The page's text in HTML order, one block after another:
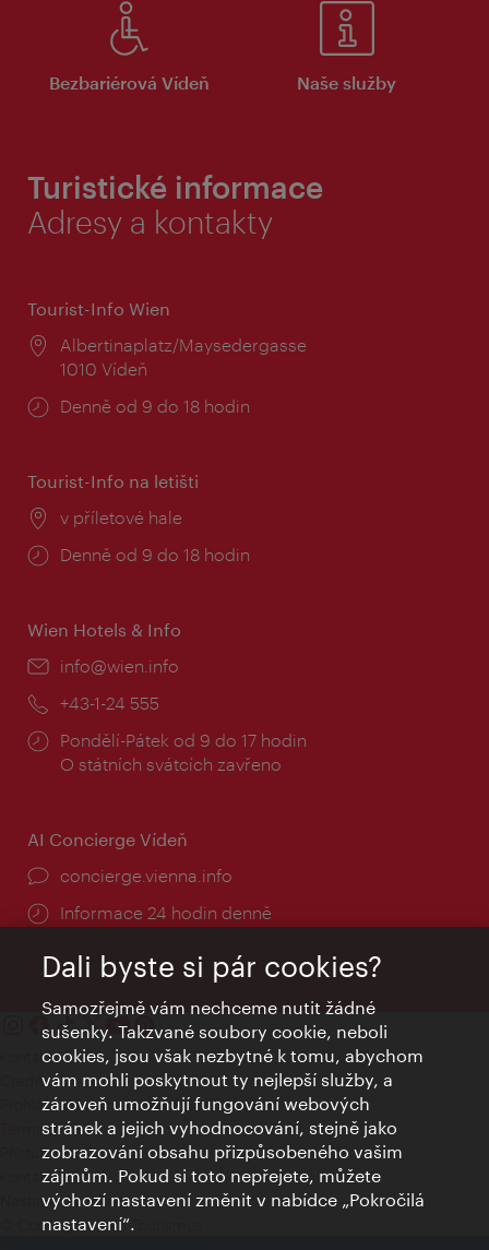
Bezbariérová Vídeň Naše služby
Turistické informace
Adresy a kontakty
Tourist-Info Wien
Místo:
Albertinaplatz/Maysedergasse
1010 Vídeň
Provozní
Denně od 9 do 18 hodin
Tourist-Info na letišti
Místo:
v příletové hale
Provozní
Denně od 9 do 18 hodin
Wien Hotels & Info
E-
info@wien.info
Telefon:
+43-1-24 555
Provozní
doba:
Pondělí-Pátek od 9 do 17 hodin
O státních svátcích zavřeno
AI Concierge Vídeň
concierge.vienna.info
Informace 24 hodin denně
Kontakty
Credits
Prohlášení o ochraně osobních údajů
Terms of Use
Přístupnost
Kontakt pro tisk
Nastavení cookies
© Copyright Wien Tourismus
Dali byste si pár cookies?
Samozřejmě vám nechceme nutit žádné
sušenky. Takzvané soubory cookie, neboli
cookies, jsou však nezbytné k tomu, abychom
vám mohli poskytnout ty nejlepší služby, a
zároveň umožňují fungování webových
stránek a jejich vyhodnocování, stejně jako
zobrazování obsahu přizpůsobeného vašim
zájmům. Pokud si toto nepřejete, můžete
výchozí nastavení změnit v nabídce „Pokročilá
nastavení“.